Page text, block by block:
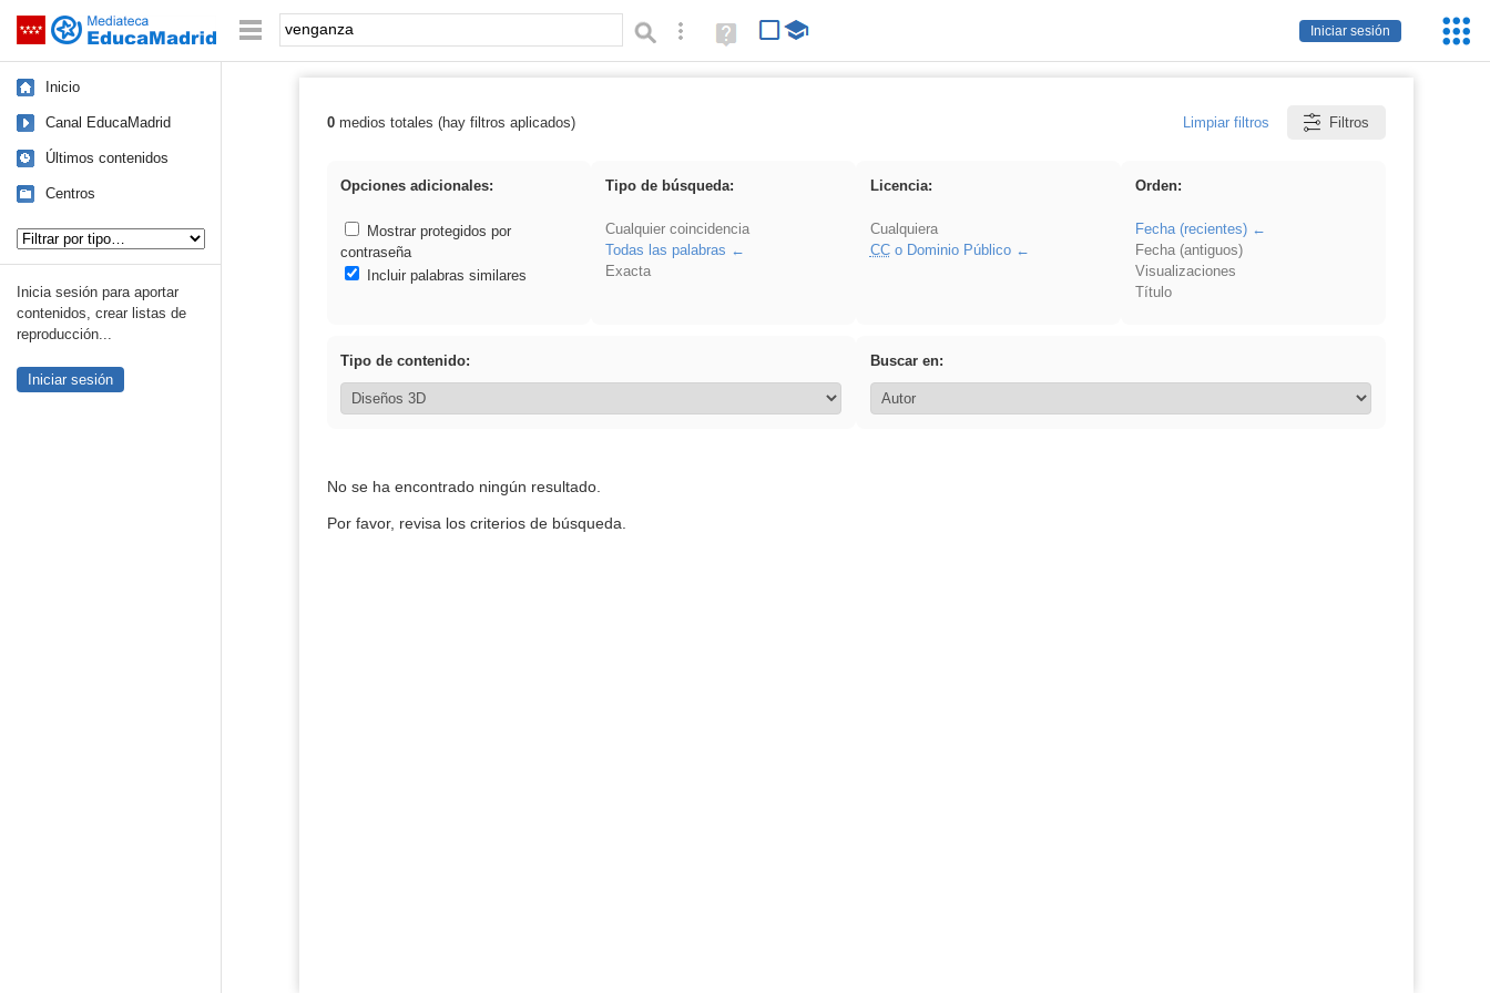
Saltar navegación
Iniciar sesión
Palabra o frase: Búsqueda avanzada
Ayuda
(en
Inicio
Canal EducaMadrid
Últimos contenidos
Centros
Inicia sesión para aportar
contenidos, crear listas de
reproducción...
Iniciar sesión
Resultados de: venganza
0medios totales (hay filtros aplicados) Limpiar filtros Filtros
Opciones adicionales:
Mostrar protegidos por
contraseña
Incluir palabras similares
Tipo de búsqueda:
Cualquier coincidencia
Todas las palabras
Exacta
Licencia:
Cualquiera
CCo Dominio Público
Orden:
Fecha (recientes)
Fecha (antiguos)
Visualizaciones
Título
Tipo de contenido: Buscar en:
No se ha encontrado ningún resultado.
Por favor, revisa los criterios de búsqueda.